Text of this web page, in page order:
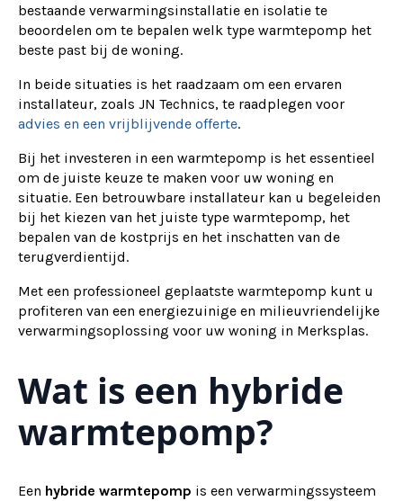
bestaande verwarmingsinstallatie en isolatie te
beoordelen om te bepalen welk type warmtepomp het
beste past bij de woning.
In beide situaties is het raadzaam om een ervaren
installateur, zoals JN Technics, te raadplegen voor
advies en een vrijblijvende offerte.
Bij het investeren in een warmtepomp is het essentieel
om de juiste keuze te maken voor uw woning en
situatie. Een betrouwbare installateur kan u begeleiden
bij het kiezen van het juiste type warmtepomp, het
bepalen van de kostprijs en het inschatten van de
terugverdientijd.
Met een professioneel geplaatste warmtepomp kunt u
profiteren van een energiezuinige en milieuvriendelijke
verwarmingsoplossing voor uw woning in Merksplas.
Wat is een hybride
warmtepomp?
Een hybride warmtepomp is een verwarmingssysteem